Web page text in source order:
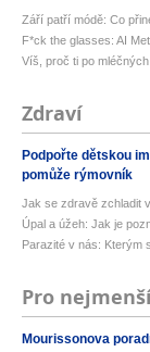
Září patří módě: Co
F*ck the glasses: AI
Víš, proč ti po
Zdraví
Podpořte dětskou
pomůže rýmovník
Jak se zdravě zchladit
Úpal a úžeh: Jak je
Parazité v nás: Kterým
Pro
Mourissonova